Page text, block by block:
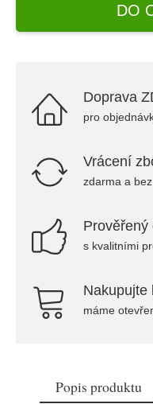
DO
Doprava
pro
Vrácení
zdarma a
Prověřený
s kvalitními
Nakupujte
máme
Popis produktu